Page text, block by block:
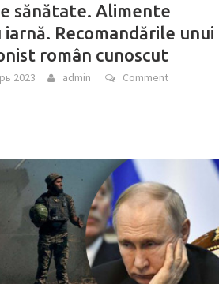
sănătate. Alimente
Recomandările unui
român cunoscut
2023 admin Comment